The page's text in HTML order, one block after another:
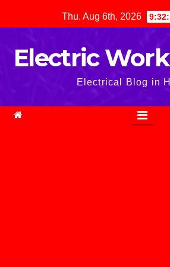
to
Thu. Aug 6th, 2026
Electric
Electrical Blog in